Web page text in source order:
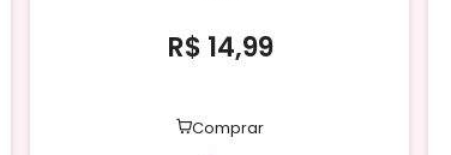
R$ 14,99
Comprar